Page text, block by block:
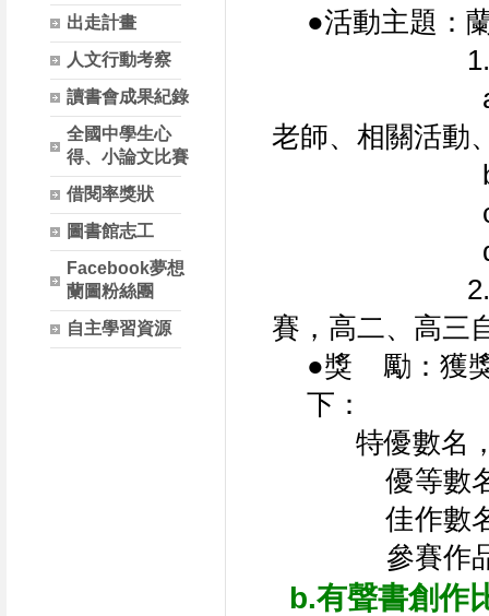
出走計畫
人文行動考察
讀書會成果紀錄
全國中學生心
得、小論文比賽
借閱率獎狀
圖書館志工
Facebook夢想
蘭圖粉絲團
自主學習資源
●活動主題：
1. 內容：
a. 各班之
老師、相關活動
b. 學校網
c. 校園
d. 其他題
2.方式：
賽，高二、高三
●獎    勵：
下：
特優數名
優等數
佳作數
參賽作
b.有聲書創作